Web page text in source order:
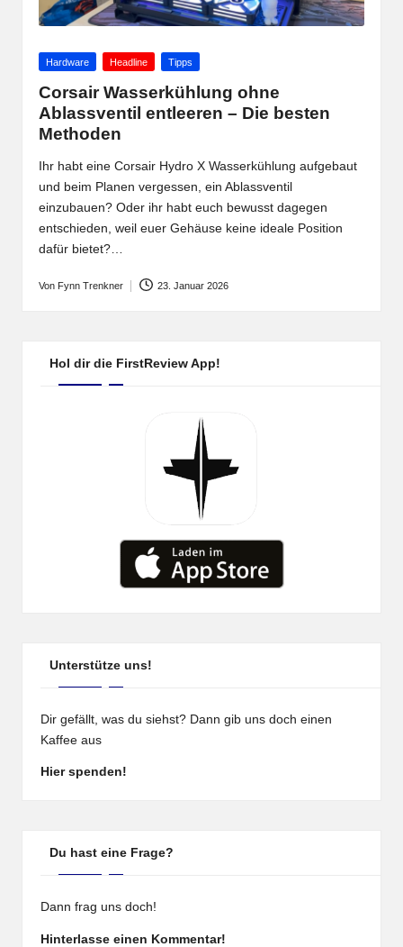
Posted
Hardware Headline Tipps
Corsair Wasserkühlung ohne
Ablassventil entleeren – Die besten
Methoden
Ihr habt eine Corsair Hydro X Wasserkühlung aufgebaut
und beim Planen vergessen, ein Ablassventil
einzubauen? Oder ihr habt euch bewusst dagegen
entschieden, weil euer Gehäuse keine ideale Position
dafür bietet?…
Posted
Von Fynn Trenkner 23. Januar 2026
Hol dir die FirstReview App!
Unterstütze uns!
Dir gefällt, was du siehst? Dann gib uns doch einen
Kaffee aus
Hier spenden!
Du hast eine Frage?
Dann frag uns doch!
Hinterlasse einen Kommentar!